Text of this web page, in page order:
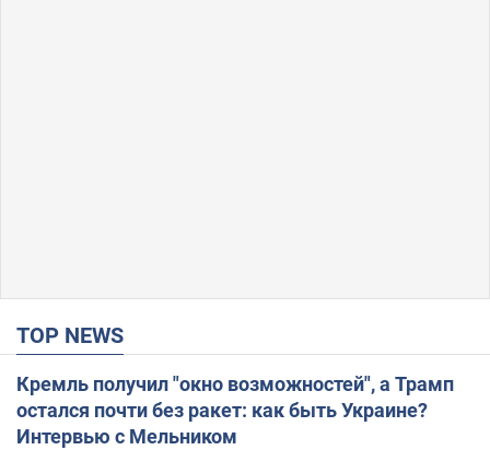
TOP NEWS
Кремль получил "окно возможностей", а Трамп
остался почти без ракет: как быть Украине?
Интервью с Мельником